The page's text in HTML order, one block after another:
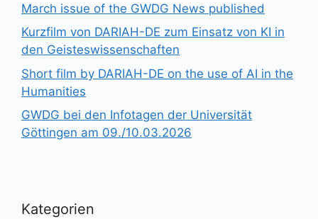
March issue of the GWDG News published
Kurzfilm von DARIAH-DE zum Einsatz von KI in
den Geisteswissenschaften
Short film by DARIAH-DE on the use of AI in the
Humanities
GWDG bei den Infotagen der Universität
Göttingen am 09./10.03.2026
Kategorien